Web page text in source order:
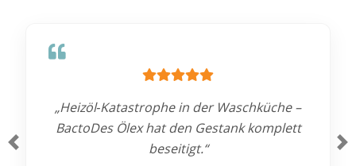
„Heizöl‑Katastrophe in der Waschküche –
BactoDes Ölex hat den Gestank komplett
beseitigt.“
Zurück